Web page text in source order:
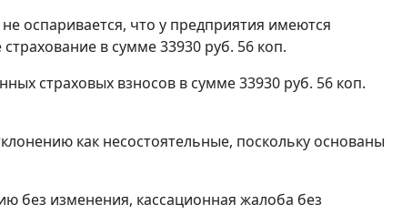
оспаривается, что у предприятия имеются
в сумме 33930 руб. 56 коп.
страховых взносов в сумме 33930 руб. 56 коп.
как несостоятельные, поскольку основаны
без изменения, кассационная жалоба без